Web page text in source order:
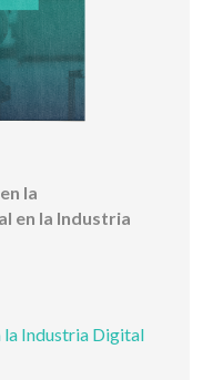
la
en la Industria
la Industria Digital